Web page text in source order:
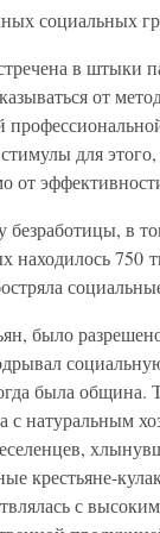
социальных
в штыки
от
для
от
в
находилось
было
была община.
с натуральным
крестьяне-
с